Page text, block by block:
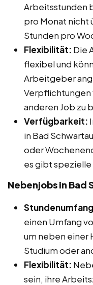
Arbeitsstunden
pro Monat nicht
Stunden pro
Flexibilität: Die
flexibel und
Arbeitgeber
Verpflichtungen
anderen Job zu
Verfügbarkeit:
in Bad
oder
es gibt
Nebenjobs in Bad
einen Umfang
um neben einer
Studium oder
Flexibilität:
sein, ihre